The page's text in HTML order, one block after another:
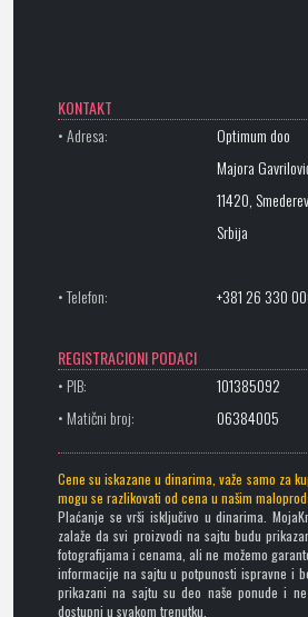
KONTAKT
• Adresa:
Optimum doo
Majora
11420,
Srbija
• Telefon: +381 26 330
REGISTRACIONI PODACI
• PIB:
101385092
• Matični broj:
06384005
Cene su iskazane u dinarima, važe samo za
mogu se razlikovati od cena u našim
Plaćanje se vrši isključivo u dinarima.
zalaže da svi proizvodi na sajtu budu
fotografijama i cenama, ali ne možemo
informacije na sajtu u potpunosti ispravne i
prikazani na sajtu su deo naše ponude i
dostupni u svakom trenutku.